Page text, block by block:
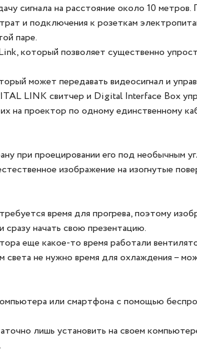
сигнала на расстояние около 10
и подключения к розеткам
паре.
который позволяет существенно
может передавать видеосигнал и
LINK свитчер и Digital Interface Box
на проектор по одному единственному
при проецировании его под необычным
изображение на изогнутые
время для прогрева, поэтому
начать свою презентацию.
еще какое-то время работали
не нужно время для охлаждения –
или смартфона с помощью
лишь установить на своем